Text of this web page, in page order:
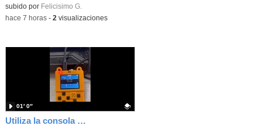
Contenido educativo.
subido por Felicisimo G.
-hace 7 horas- 2 visualizaciones
Utiliza la consola Meowbit de KIttenbot para jugar con tus programas MakeCode Arcade
01′ 0″